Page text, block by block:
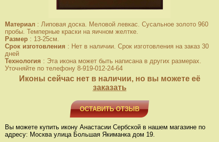
Материал : Липовая доска. Меловой левкас. Сусальное золото 960
пробы. Темперные краски на яичном желтке.
Размер : 13-25см.
Срок изготовления : Нет в наличии. Срок изготовления на заказ 30
дней
Технология : Эта икона может быть написана в других размерах.
Уточняйте по телефону 8-919-012-24-64
Иконы сейчас нет в наличии, но вы можете её
заказать
ОСТАВИТЬ ОТЗЫВ
Вы можете купить икону Анастасии Сербской в нашем магазине по
адресу: Москва улица Большая Якиманка дом 19.